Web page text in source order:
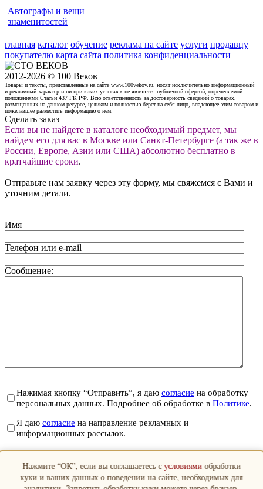
Автографы и вещи
знаменитостей
главная каталог обучение реклама на сайте услуги продавцу
покупателю карта сайта политика конфиденциальности
2012-2026 © 100 Веков
Товары и тексты, представленные на сайте www.100vekov.ru, носят исключительно информационный
и рекламный характер и ни при каких условиях не являются публичной офертой, определяемой
положениями Статьи 437 ГК РФ. Всю ответственность за достоверность сведений о товарах,
размещенных на данном ресурсе, целиком и полностью берет на себя лицо, владеющее этим товаром и
пожелавшее разместить информацию о нем.
Сделать заказ
Если вы не найдете в каталоге необходимый предмет, мы
найдем его для вас в Москве или Санкт-Петербурге (а так же в
России, Европе, Азии или США) абсолютно бесплатно в
кратчайшие сроки.
Отправьте нам заявку через эту форму, мы свяжемся с Вами и
уточним детали.
Имя
Телефон или e-mail
Сообщение:
Нажимая кнопку “Отправить”, я даю согласие на обработку
персональных данных. Подробнее об обработке в Политике.
Я даю согласие на направление рекламных и
информационных рассылок.
Отправить
Закрыть
Нажмите “ОК”, если вы соглашаетесь сусловиями обработки
куки и ваших данных о поведении на сайте, необходимых для